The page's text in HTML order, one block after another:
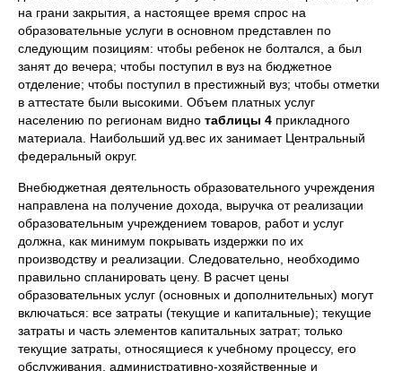
на грани закрытия, а настоящее время спрос на
образовательные услуги в основном представлен по
следующим позициям: чтобы ребенок не болтался, а был
занят до вечера; чтобы поступил в вуз на бюджетное
отделение; чтобы поступил в престижный вуз; чтобы отметки
в аттестате были высокими. Объем платных услуг
населению по регионам видно таблицы 4 прикладного
материала. Наибольший уд.вес их занимает Центральный
федеральный округ.
Внебюджетная деятельность образовательного учреждения
направлена на получение дохода, выручка от реализации
образовательным учреждением товаров, работ и услуг
должна, как минимум покрывать издержки по их
производству и реализации. Следовательно, необходимо
правильно спланировать цену. В расчет цены
образовательных услуг (основных и дополнительных) могут
включаться: все затраты (текущие и капитальные); текущие
затраты и часть элементов капитальных затрат; только
текущие затраты, относящиеся к учебному процессу, его
обслуживания, административно-хозяйственные и